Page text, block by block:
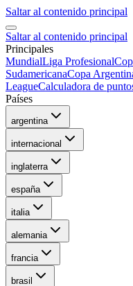
Saltar al contenido principal
Saltar al contenido principal
Principales
MundialLiga Profesional
SudamericanaCopa
LeagueCalculadora de
Países
argentina
internacional
inglaterra
españa
italia
alemania
francia
brasil